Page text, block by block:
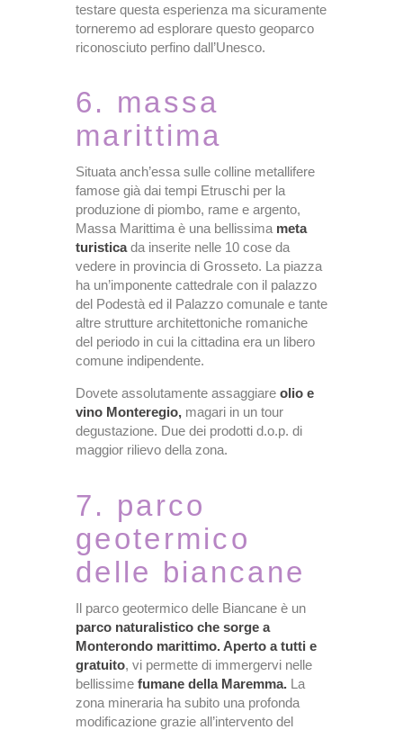
testare questa esperienza ma sicuramente
torneremo ad esplorare questo geoparco
riconosciuto perfino dall’Unesco.
6. massa
marittima
Situata anch’essa sulle colline metallifere
famose già dai tempi Etruschi per la
produzione di piombo, rame e argento,
Massa Marittima è una bellissima meta
turisticada inserite nelle 10 cose da
vedere in provincia di Grosseto. La piazza
ha un’imponente cattedrale con il palazzo
del Podestà ed il Palazzo comunale e tante
altre strutture architettoniche romaniche
del periodo in cui la cittadina era un libero
comune indipendente.
Dovete assolutamente assaggiare olio e
vino Monteregio, magari in un tour
degustazione. Due dei prodotti d.o.p. di
maggior rilievo della zona.
7. parco
geotermico
delle biancane
Il parco geotermico delle Biancane è un
parco naturalistico che sorge a
Monterondo marittimo. Aperto a tutti e
gratuito, vi permette di immergervi nelle
bellissime fumane della Maremma. La
zona mineraria ha subito una profonda
modificazione grazie all’intervento del